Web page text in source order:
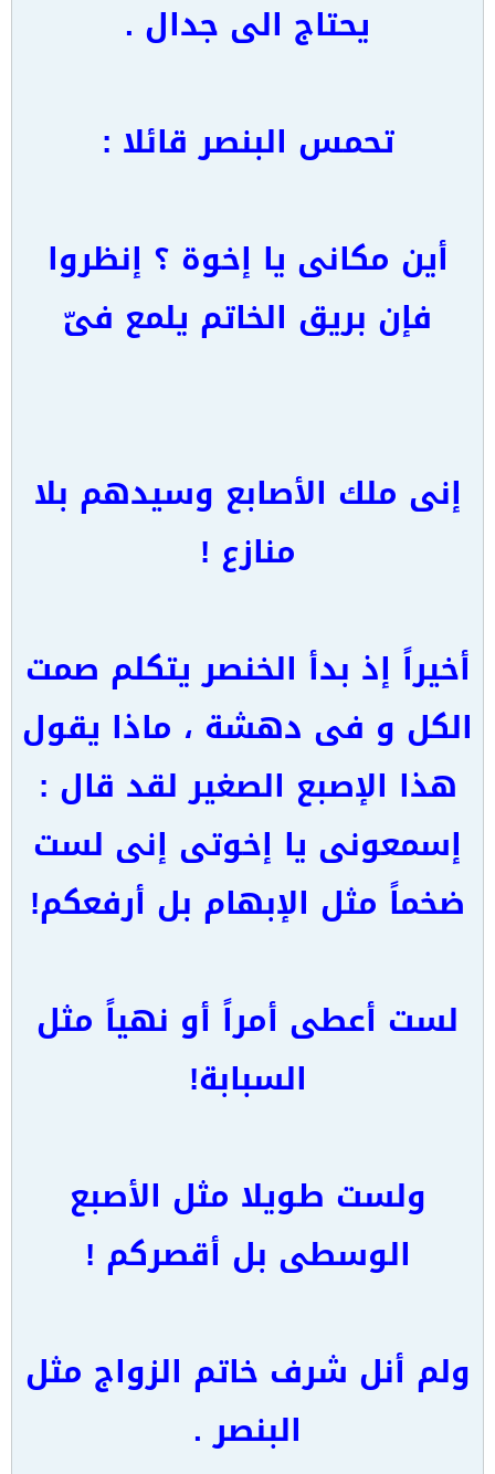
يحتاج الى جدال .
تحمس البنصر قائلا :
أين مكانى يا إخوة ؟ إنظروا
فإن بريق الخاتم يلمع فىّ
إنى ملك الأصابع وسيدهم بلا
منازع !
أخيراً إذ بدأ الخنصر يتكلم صمت
الكل و فى دهشة ، ماذا يقول
هذا الإصبع الصغير لقد قال :
إسمعونى يا إخوتى إنى لست
ضخماً مثل الإبهام بل أرفعكم!
لست أعطى أمراً أو نهياً مثل
السبابة!
ولست طويلا مثل الأصبع
الوسطى بل أقصركم !
ولم أنل شرف خاتم الزواج مثل
البنصر .